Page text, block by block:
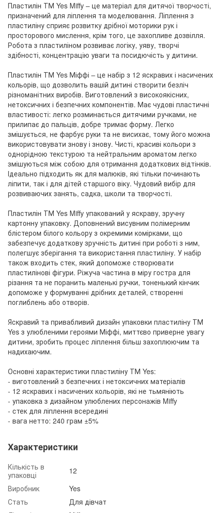
Пластилін ТМ Yes Miffy – це матеріал для дитячої творчості,
призначений для ліплення та моделювання. Ліплення з
пластиліну сприяє розвитку дрібної моторики рук і
просторового мислення, крім того, це захопливе дозвілля.
Робота з пластиліном розвиває логіку, уяву, творчі
здібності, концентрацію уваги та посидючість у дитини.
Пластилін ТМ Yes Міффі – це набір з 12 яскравих і насичених
кольорів, що дозволить вашій дитині створити безліч
різноманітних виробів. Виготовлений з високоякісних,
нетоксичних і безпечних компонентів. Має чудові пластичні
властивості: легко розминається дитячими ручками, не
прилипає до пальців, добре тримає форму. Легко
змішується, не фарбує руки та не висихає, тому його можна
використовувати знову і знову. Чисті, красиві кольори з
однорідною текстурою та нейтральним ароматом легко
змішуються між собою для отримання додаткових відтінків.
Ідеально підходить як для малюків, які тільки починають
ліпити, так і для дітей старшого віку. Чудовий вибір для
розвиваючих занять, садка, школи та творчості.
Пластилін ТМ Yes Miffy упакований у яскраву, зручну
картонну упаковку. Доповнений висувним полімерним
блістером білого кольору з окремими комірками, що
забезпечує додаткову зручність дитині при роботі з ним,
полегшує зберігання та використання пластиліну. У набір
також входить стек, який допоможе створювати
пластилінові фігури. Ріжуча частина в міру гостра для
різання та не поранить маленькі ручки, тоненький кінчик
допоможе у формуванні дрібних деталей, створенні
поглиблень або отворів.
Яскравий та привабливий дизайн упаковки пластиліну ТМ
Yes з улюбленими героями Міффі, миттєво приверне увагу
дитини, зробить процес ліплення більш захоплюючим та
надихаючим.
Основні характеристики пластиліну ТМ Yes:
- виготовлений з безпечних і нетоксичних матеріалів
- 12 яскравих і насичених кольорів, які не тьмяніють
- упаковка з дизайном улюблених персонажів Miffy
- стек для ліплення всередині
- вага нетто: 240 грам ±5%
Характеристики
Кількість в
упаковці
12
Виробник
Yes
Стать
Для дівчат